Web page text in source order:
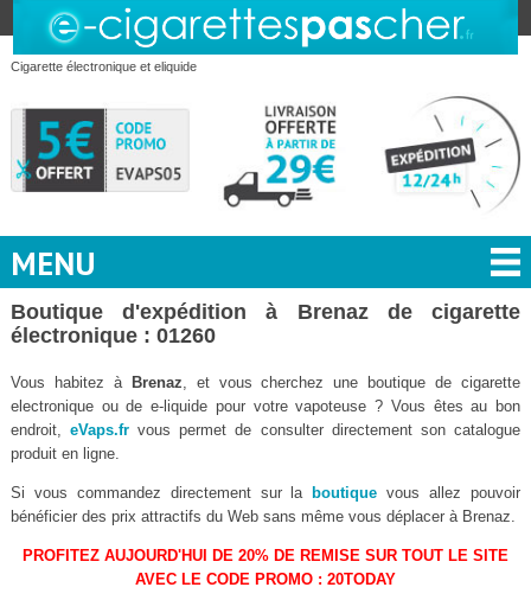
Cigarette électronique et eliquide
MENU
Boutique d'expédition à Brenaz de cigarette
électronique : 01260
Vous habitez à Brenaz , et vous cherchez une boutique de cigarette
electronique ou de e-liquide pour votre vapoteuse ? Vous êtes au bon
endroit,eVaps.fr vous permet de consulter directement son catalogue
produit en ligne.
Si vous commandez directement sur la boutique vous allez pouvoir
bénéficier des prix attractifs du Web sans même vous déplacer à Brenaz.
PROFITEZ AUJOURD'HUI DE 20% DE REMISE SUR TOUT LE SITE
AVEC LE CODE PROMO : 20TODAY